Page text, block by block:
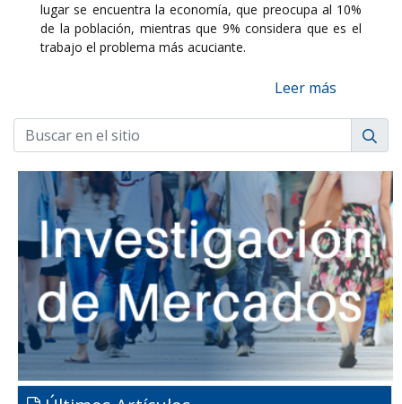
lugar se encuentra la economía, que preocupa al 10%
de la población, mientras que 9% considera que es el
trabajo el problema más acuciante.
Leer más